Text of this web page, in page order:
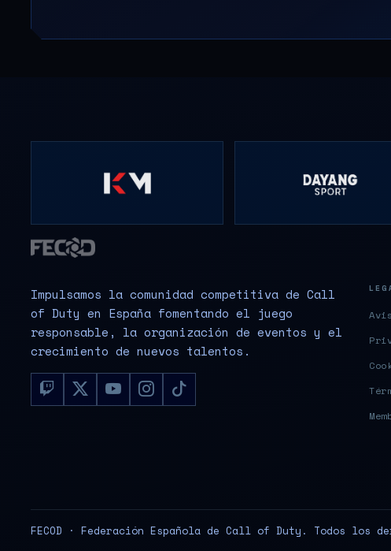
Impulsamos la comunidad competitiva de Call
of Duty en España fomentando el juego
responsable, la organización de eventos y el
crecimiento de nuevos talentos.
FECOD · Federación Española de Call of Duty. Todos los